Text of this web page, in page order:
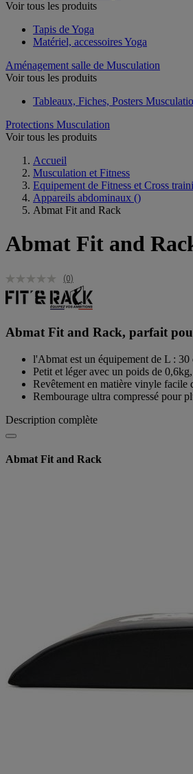
Voir tous les produits
Tapis de Yoga
Matériel, accessoires Yoga
Aménagement salle de Musculation
Voir tous les produits
Tableaux, Fiches, Posters
Protections Musculation
Voir tous les produits
Accueil
Musculation et Fitness
Equipement de Fitness et Cross
Appareils abdominaux ()
Abmat Fit and Rack
Abmat Fit and
(0)
Abmat Fit and Rack, parfait
l'Abmat est un équipement de L :
Petit et léger avec un poids de
Revêtement en matière vinyle facile
Rembourage ultra compressé pour
Description complète
Abmat Fit and Rack